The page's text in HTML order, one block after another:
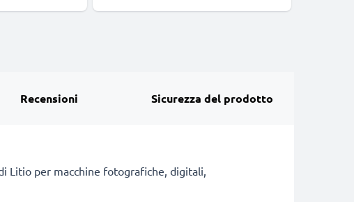
Recensioni Sicurezza del prodotto
Litio per macchine fotografiche, digitali,